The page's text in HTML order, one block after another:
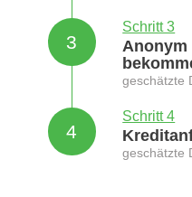
3
Schritt 3
Anonym
geschätzte
4
Schritt 4
geschätzte